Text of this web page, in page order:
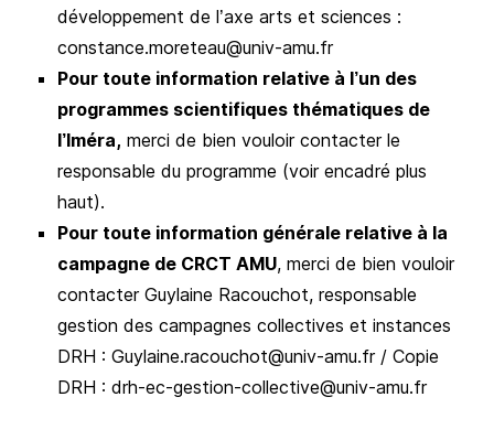
développement de l’axe arts et sciences :
constance.moreteau@univ-amu.fr
Pour toute information relative à l’un des
programmes scientifiques thématiques de
l’Iméra, merci de bien vouloir contacter le
responsable du programme (voir encadré plus
haut).
Pour toute information générale relative à la
campagne de CRCT AMU, merci de bien vouloir
contacter Guylaine Racouchot, responsable
gestion des campagnes collectives et instances
DRH : Guylaine.racouchot@univ-amu.fr / Copie
DRH : drh-ec-gestion-collective@univ-amu.fr